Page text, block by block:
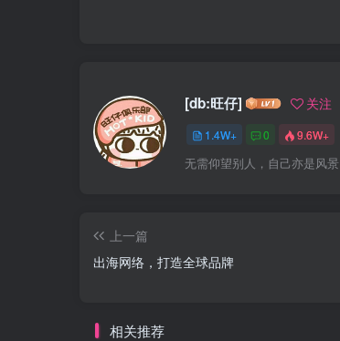
[db:旺仔] 关注
1.4W+ 0 9.6W+
无需仰望别人，自己亦是风景
上一篇
出海网络，打造全球品牌
相关推荐